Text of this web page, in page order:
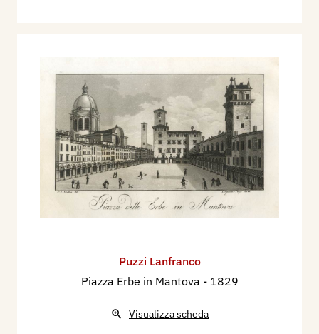
Puzzi Lanfranco
Piazza Erbe in Mantova - 1829
Visualizza scheda